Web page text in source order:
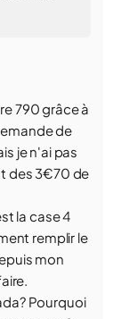
790 grâce à
de
je n'ai pas
des 3€70 de
la case 4
remplir le
mon
Pourquoi